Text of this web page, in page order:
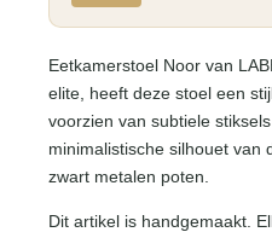
Eetkamerstoel Noor van
elite, heeft deze stoel een
voorzien van subtiele
minimalistische silhouet van
zwart metalen poten.
Dit artikel is handgemaakt.